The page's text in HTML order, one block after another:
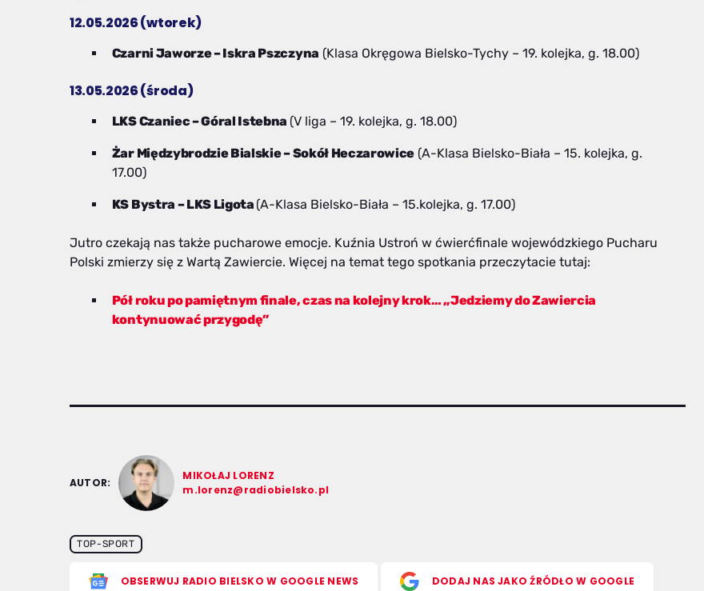
12.05.2026 (wtorek)
Czarni Jaworze – Iskra Pszczyna (Klasa Okręgowa Bielsko-Tychy – 19. kolejka, g. 18.00)
13.05.2026 (środa)
LKS Czaniec – Góral Istebna (V liga – 19. kolejka, g. 18.00)
Żar Międzybrodzie Bialskie – Sokół Heczarowice (A-Klasa Bielsko-Biała – 15. kolejka, g.
17.00)
KS Bystra – LKS Ligota (A-Klasa Bielsko-Biała – 15.kolejka, g. 17.00)
Jutro czekają nas także pucharowe emocje. Kuźnia Ustroń w ćwierćfinale wojewódzkiego Pucharu
Polski zmierzy się z Wartą Zawiercie. Więcej na temat tego spotkania przeczytacie tutaj:
Pół roku po pamiętnym finale, czas na kolejny krok… „Jedziemy do Zawiercia
kontynuować przygodę”
AUTOR:
MIKOŁAJ LORENZ
m.lorenz@radiobielsko.pl
TOP-SPORT
OBSERWUJ RADIO BIELSKO W GOOGLE NEWS DODAJ NAS JAKO ŹRÓDŁO W GOOGLE